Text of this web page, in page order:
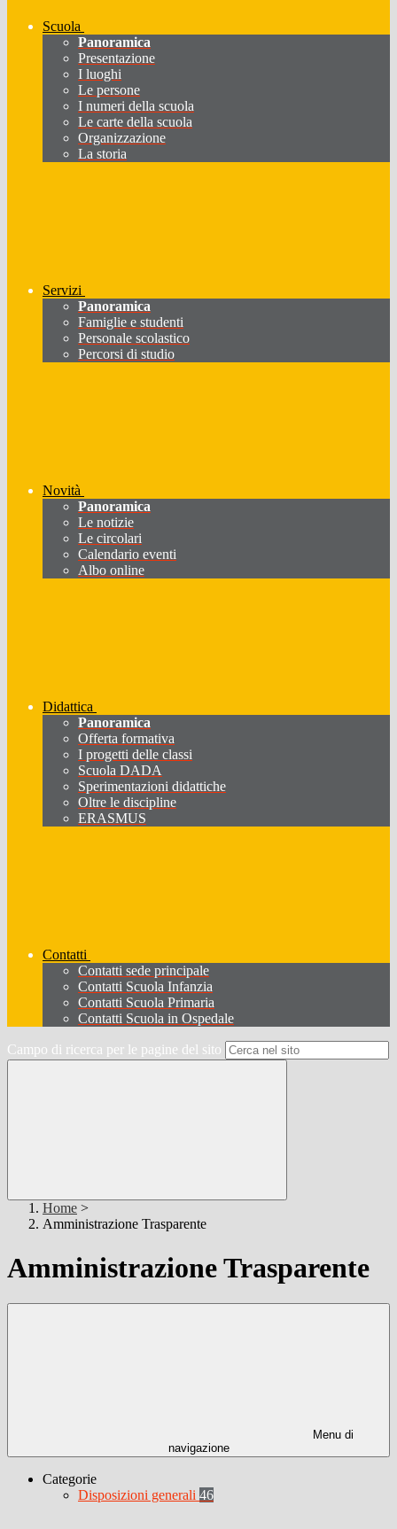
Scuola
Panoramica
Presentazione
I luoghi
Le persone
I numeri della scuola
Le carte della scuola
Organizzazione
La storia
Servizi
Panoramica
Famiglie e studenti
Personale scolastico
Percorsi di studio
Novità
Panoramica
Le notizie
Le circolari
Calendario eventi
Albo online
Didattica
Panoramica
Offerta formativa
I progetti delle classi
Scuola DADA
Sperimentazioni didattiche
Oltre le discipline
ERASMUS
Contatti
Contatti sede principale
Contatti Scuola Infanzia
Contatti Scuola Primaria
Contatti Scuola in Ospedale
Campo di ricerca per le pagine del sito
Home >
Amministrazione Trasparente
Amministrazione Trasparente
Menu di
navigazione
Categorie
Disposizioni generali 46